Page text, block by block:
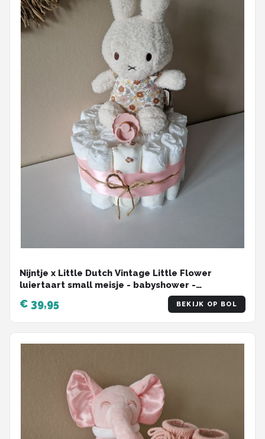
Nijntje x Little Dutch Vintage Little Flower
luiertaart small meisje - babyshower -
€ 39,95 BEKIJK OP BOL